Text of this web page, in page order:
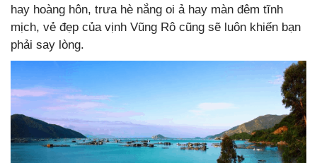
hay hoàng hôn, trưa hè nắng oi ả hay màn đêm tĩnh
mịch, vẻ đẹp của vịnh Vũng Rô cũng sẽ luôn khiến bạn
phải say lòng.